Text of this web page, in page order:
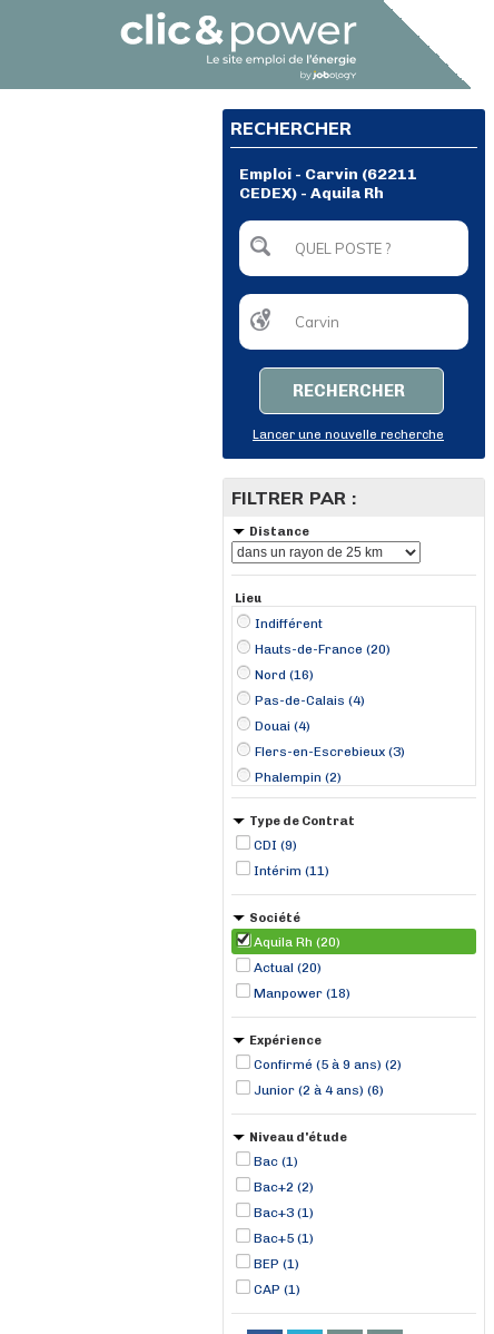
RECHERCHER
Emploi - Carvin (62211
CEDEX) - Aquila Rh
RECHERCHER
Lancer une nouvelle recherche
FILTRER PAR :
Distance
Lieu
Indifférent
Hauts-de-France (20)
Nord (16)
Pas-de-Calais (4)
Douai (4)
Flers-en-Escrebieux (3)
Phalempin (2)
Pont-à-Marcq (2)
Attiches (1)
Estaires (1)
Gouy-sous-Bellonne (1)
La Gorgue (1)
Libercourt (1)
Type de Contrat
CDI (9)
Intérim (11)
Société
Aquila Rh (20)
Actual (20)
Manpower (18)
Expérience
Confirmé (5 à 9 ans) (2)
Junior (2 à 4 ans) (6)
Niveau d'étude
Bac (1)
Bac+2 (2)
Bac+3 (1)
Bac+5 (1)
BEP (1)
CAP (1)